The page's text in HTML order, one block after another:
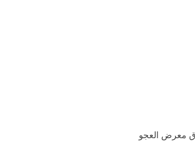
معرض العجو